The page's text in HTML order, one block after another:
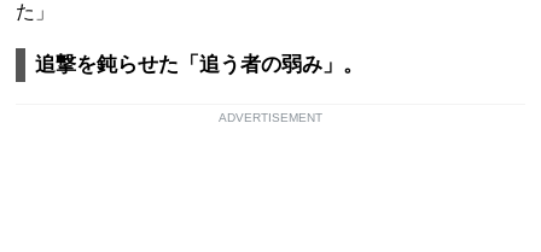
た」
追撃を鈍らせた「追う者の弱み」。
ADVERTISEMENT